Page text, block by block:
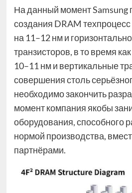
На данный момент Samsung
создания DRAM
на 11–12 нм и
транзисторов, в то время
10–11 нм и вертикальные
совершения столь
необходимо закончить
момент компания якобы
оборудования, способного
нормой производства,
партнёрами.